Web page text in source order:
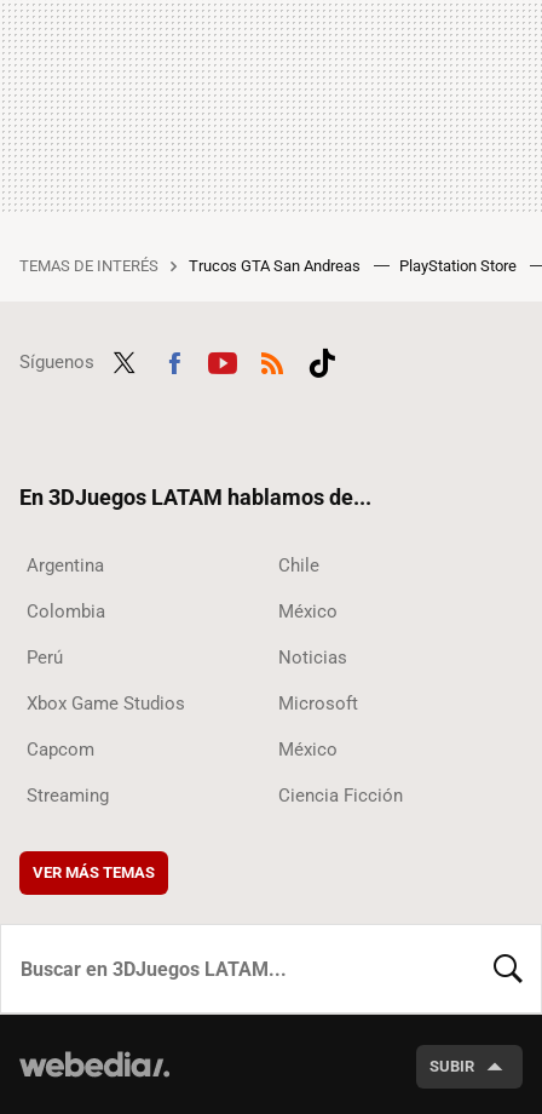
TEMAS DE INTERÉS Trucos GTA San Andreas PlayStation Store
Síguenos
En 3DJuegos LATAM hablamos de...
Argentina Chile
Colombia México
Perú Noticias
Xbox Game Studios Microsoft
Capcom México
Streaming Ciencia Ficción
VER MÁS TEMAS
SUBIR